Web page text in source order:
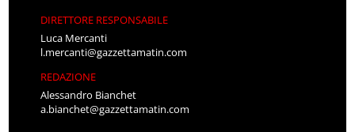
DIRETTORE RESPONSABILE
Luca Mercanti
l.mercanti@gazzettamatin.com
REDAZIONE
Alessandro Bianchet
a.bianchet@gazzettamatin.com